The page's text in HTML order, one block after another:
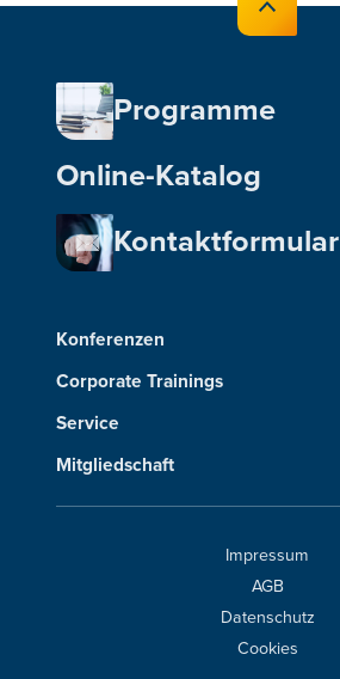
Programme
Online-Katalog
Kontaktformular
Konferenzen
Corporate Trainings
Service
Mitgliedschaft
Impressum
AGB
Datenschutz
Cookies